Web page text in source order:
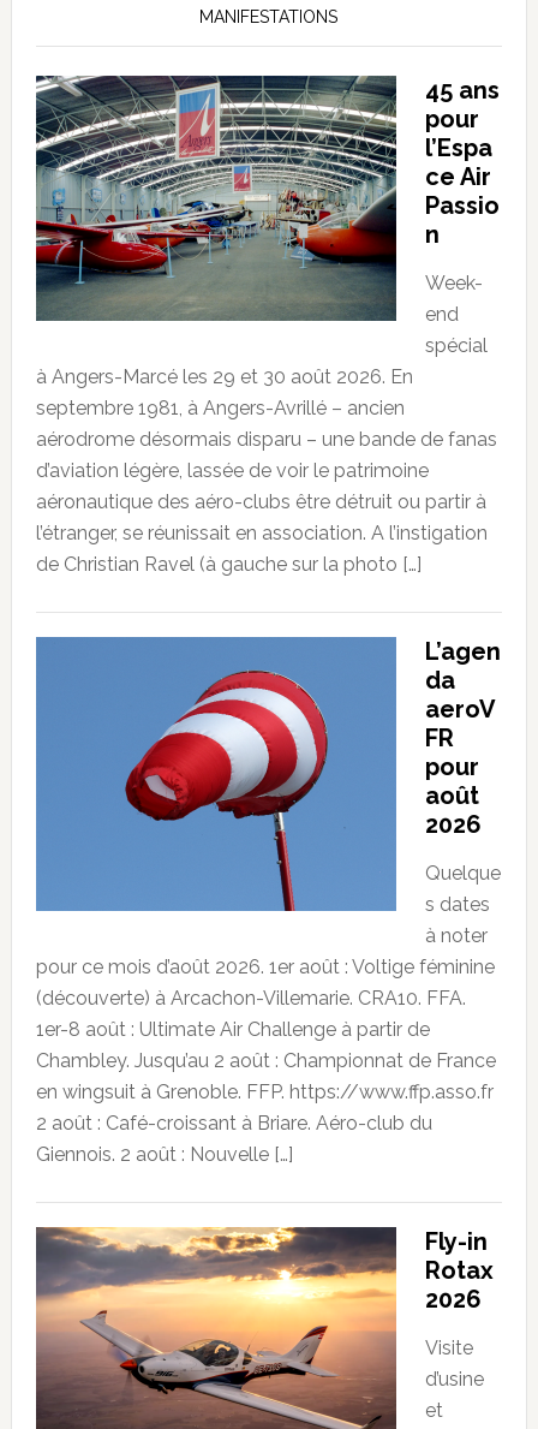
MANIFESTATIONS
45 ans
pour
l’Espa
ce Air
Passio
n
Week-
end
spécial
à Angers-Marcé les 29 et 30 août 2026. En
septembre 1981, à Angers-Avrillé – ancien
aérodrome désormais disparu – une bande de fanas
d’aviation légère, lassée de voir le patrimoine
aéronautique des aéro-clubs être détruit ou partir à
l’étranger, se réunissait en association. A l’instigation
de Christian Ravel (à gauche sur la photo […]
L’agen
da
aeroV
FR
pour
août
2026
Quelque
s dates
à noter
pour ce mois d’août 2026. 1er août : Voltige féminine
(découverte) à Arcachon-Villemarie. CRA10. FFA.
1er-8 août : Ultimate Air Challenge à partir de
Chambley. Jusqu’au 2 août : Championnat de France
en wingsuit à Grenoble. FFP. https://www.ffp.asso.fr
2 août : Café-croissant à Briare. Aéro-club du
Giennois. 2 août : Nouvelle […]
Fly-in
Rotax
2026
Visite
d’usine
et